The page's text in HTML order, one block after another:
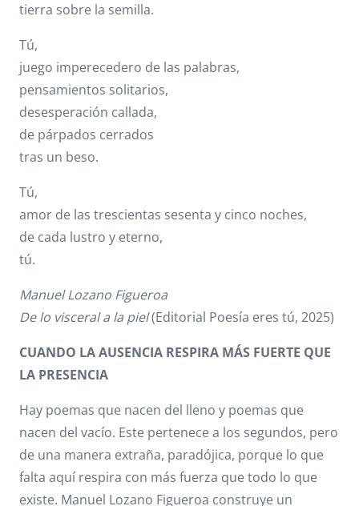
tierra sobre la semilla.
Tú,
juego imperecedero de las palabras,
pensamientos solitarios,
desesperación callada,
de párpados cerrados
tras un beso.
Tú,
amor de las trescientas sesenta y cinco noches,
de cada lustro y eterno,
tú.
Manuel Lozano Figueroa
De lo visceral a la piel(Editorial Poesía eres tú, 2025)
CUANDO LA AUSENCIA RESPIRA MÁS FUERTE QUE
LA PRESENCIA
Hay poemas que nacen del lleno y poemas que
nacen del vacío. Este pertenece a los segundos, pero
de una manera extraña, paradójica, porque lo que
falta aquí respira con más fuerza que todo lo que
existe. Manuel Lozano Figueroa construye un